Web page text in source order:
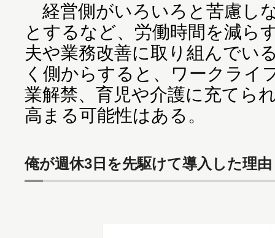
経営側がいろいろと苦慮し
とするなど、労働時間を減ら
夫や業務改善に取り組んでい
く側からすると、ワークライ
業解禁、育児や介護に充てら
高まる可能性はある。
俺が週休3日を先駆けて導入した理由